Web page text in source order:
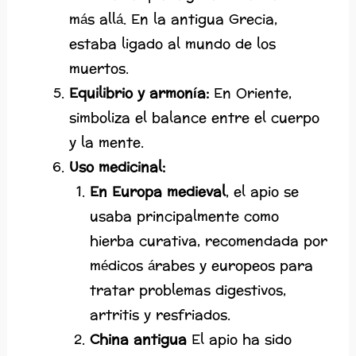
más allá. En la antigua Grecia,
estaba ligado al mundo de los
muertos.
Equilibrio y armonía: En Oriente,
simboliza el balance entre el cuerpo
y la mente.
Uso medicinal:
En Europa medieval, el apio se
usaba principalmente como
hierba curativa, recomendada por
médicos árabes y europeos para
tratar problemas digestivos,
artritis y resfriados.
China antiguaEl apio ha sido